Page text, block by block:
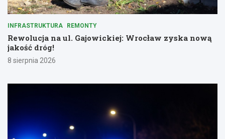
INFRASTRUKTURA REMONTY
Rewolucja na ul. Gajowickiej: Wrocław zyska nową
jakość dróg!
8 sierpnia 2026